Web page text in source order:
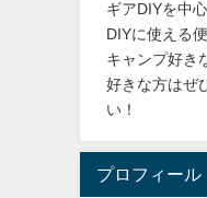
ギアDIYを中
DIYに使える
キャンプ好き
好きな方はぜ
い！
プロフィール